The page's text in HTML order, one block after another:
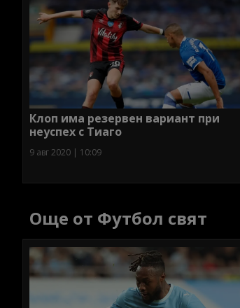
Клоп има резервен вариант при
неуспех с Тиаго
9 авг 2020 | 10:09
Още от Футбол свят